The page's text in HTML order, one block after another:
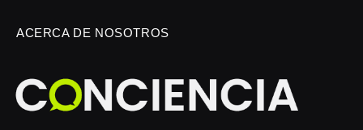
ACERCA DE NOSOTROS